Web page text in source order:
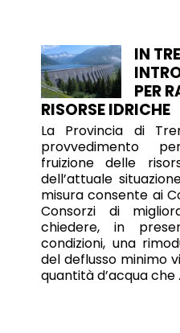
IN
PER
RISORSE IDRICHE
La Provincia di
provvedimento
fruizione delle
dell’attuale
misura consente ai
Consorzi di
chiedere, in
condizioni, una
del deflusso minimo
quantità d’acqua che